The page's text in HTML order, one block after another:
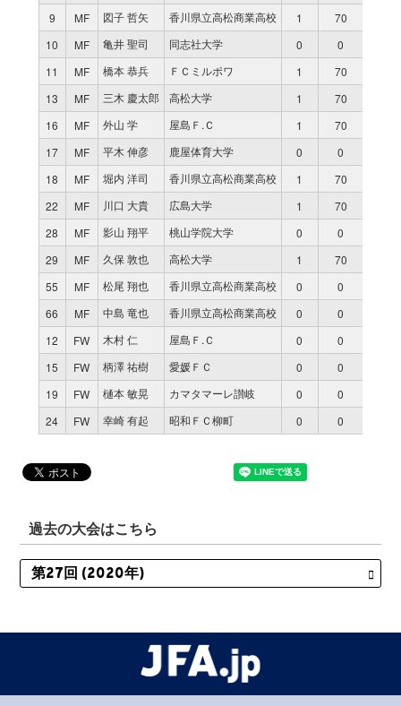
9
MF 図子 哲矢 香川県立高松商業高校 1 70
10
MF 亀井 聖司 同志社大学 0 0
11
MF 橋本 恭兵 ＦＣミルポワ 1 70
13
MF 三木 慶太郎 高松大学 1 70
16
MF 外山 学 屋島Ｆ.Ｃ 1 70
17
MF 平木 伸彦 鹿屋体育大学 0 0
18
MF 堀内 洋司 香川県立高松商業高校 1 70
22
MF 川口 大貴 広島大学 1 70
28
MF 影山 翔平 桃山学院大学 0 0
29
MF 久保 敦也 高松大学 1 70
55
MF 松尾 翔也 香川県立高松商業高校 0 0
66
MF 中島 竜也 香川県立高松商業高校 0 0
12
FW 木村 仁 屋島Ｆ.Ｃ 0 0
15
FW 柄澤 祐樹 愛媛ＦＣ 0 0
19
FW 樋本 敏晃 カマタマーレ讃岐 0 0
24
FW 幸崎 有起 昭和ＦＣ柳町 0 0
過去の大会はこちら